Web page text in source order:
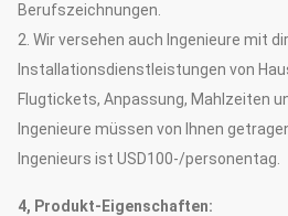
Berufszeichnungen.
2. Wir versehen auch Ingenieure mit
Installationsdienstleistungen von
Flugtickets, Anpassung, Mahlzeiten
Ingenieure müssen von Ihnen
Ingenieurs ist USD100-/personentag.
4, Produkt-Eigenschaften: